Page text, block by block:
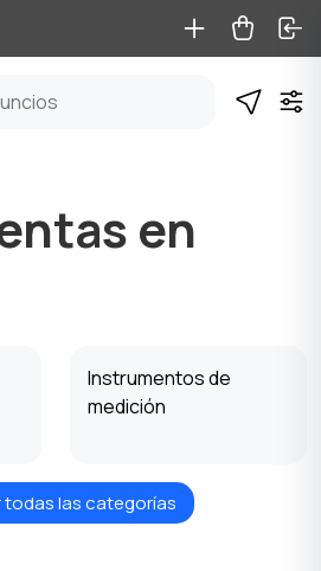
en
Instrumentos de
medición
Calefacción y
todas las categorías